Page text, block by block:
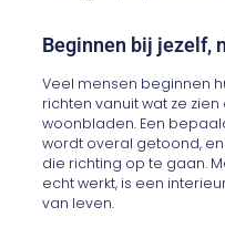
Beginnen bij jezelf,
Veel mensen beginnen
richten vanuit wat ze
woonbladen. Een
wordt overal getoond,
die richting op te gaan.
echt werkt, is een
van leven.